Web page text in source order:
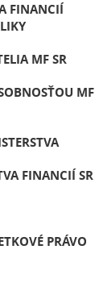
FINANCIÍ
MF SR
MF
FINANCIÍ SR
PRÁVO